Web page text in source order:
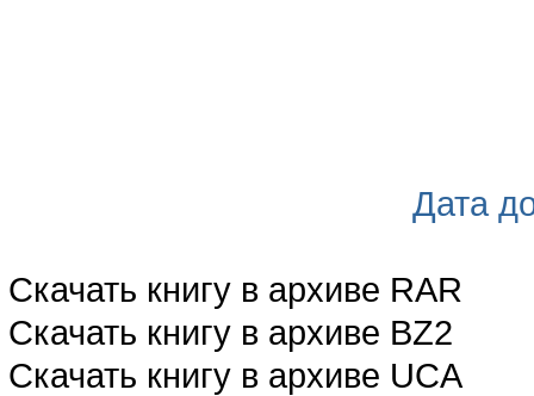
Дата
Скачать книгу в архиве RAR
Скачать книгу в архиве BZ2
Скачать книгу в архиве UCA